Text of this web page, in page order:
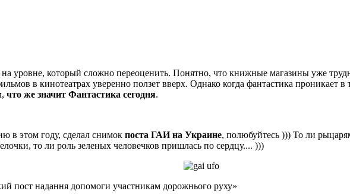
уровне, который сложно переоценить. Понятно, что книжные магазины уже
в кинотеатрах уверенно ползет вверх. Однако когда фантастика проникает
что же значит Фантастика сегодня.
в этом году, сделал снимок поста ГАИ на Украине, полюбуйтесь ))) То ли
то ли роль зеленых человечков пришлась по сердцу.... )))
пост надання допомоги участникам дорожнього руху»